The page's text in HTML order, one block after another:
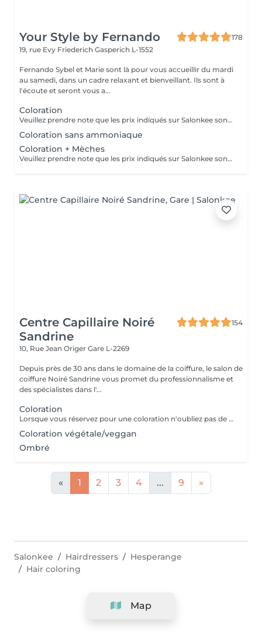
Your Style by Fernando
178
19, rue Evy Friederich Gasperich L-1552
Fernando Sybel et Marie sont là pour vous accueillir du mardi
au samedi, dans un cadre relaxant et bienveillant. Ils sont à
l'écoute et seront vous a...
Coloration
Veuillez prendre note que les prix indiqués sur Salonkee sont communiqués à titre informatif et s'entendent de base. Ces derniers sont susceptibles de varier selon le diagnostic réalisé à votre arrivée au salon et l'expertise du professionnel à qui vous confiez votre beauté. Dans tous les cas, un devis précis vous sera proposé et toutes réalisations de prestations seront effectuées avec votre accord. Un grand merci d'avance pour votre compréhension. Au plaisir de vous revoir très vite.
Coloration sans ammoniaque
Coloration + Mèches
Veuillez prendre note que les prix indiqués sur Salonkee sont communiqués à titre informatif et s'entendent de base. Ces derniers sont susceptibles de varier selon le diagnostic réalisé à votre arrivée au salon et l'expertise du professionnel à qui vous confiez votre beauté. Dans tous les cas, un devis précis vous sera proposé et toutes réalisations de prestations seront effectuées avec votre accord. Un grand merci d'avance pour votre compréhension. Au plaisir de vous revoir très vite.
Centre Capillaire Noiré
Sandrine
154
10, Rue Jean Origer Gare L-2269
Depuis près de 30 ans dans le domaine de la coiffure, le salon de
coiffure Noiré Sandrine vous promet du professionnalisme et
des spécialistes dans l'...
Coloration
Lorsque vous réservez pour une coloration n'oubliez pas de réserver également pour un séchage ou un brushing. Le temps de pause est automatiquement compté par le logiciel.
Coloration végétale/veggan
Ombré
« 1 2 3 4 ... 9 »
Map
Salonkee Hairdressers
Hesperange
Hair coloring